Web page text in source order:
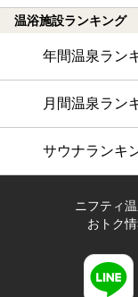
温浴施設ランキング
年間温泉ラン
月間温泉ラン
サウナランキ
ニフティ
おトク